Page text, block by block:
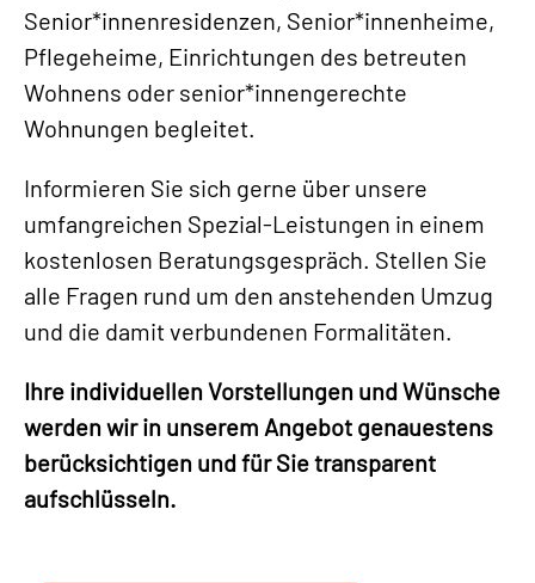
Senior*innenresidenzen, Senior*innenheime,
Pflegeheime, Einrichtungen des betreuten
Wohnens oder senior*innengerechte
Wohnungen begleitet.
Informieren Sie sich gerne über unsere
umfangreichen Spezial-Leistungen in einem
kostenlosen Beratungsgespräch. Stellen Sie
alle Fragen rund um den anstehenden Umzug
und die damit verbundenen Formalitäten.
Ihre individuellen Vorstellungen und Wünsche
werden wir in unserem Angebot genauestens
berücksichtigen und für Sie transparent
aufschlüsseln.